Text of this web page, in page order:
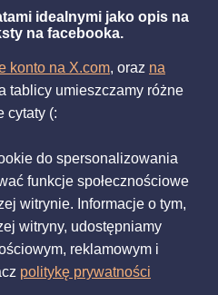
idealnymi jako opis na
na facebooka.
konto na X.com, oraz na
tablicy umieszczamy różne
cytaty (:
do spersonalizowania
funkcje społecznościowe
witrynie. Informacje o tym,
witryny, udostępniamy
reklamowym i
politykę prywatności